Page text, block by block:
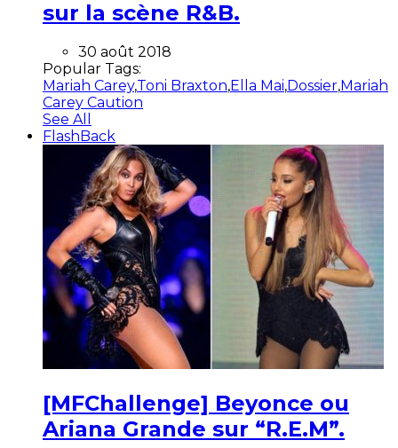
sur la scène R&B.
30 août 2018
Popular Tags:
Mariah Carey,Toni Braxton,Ella Mai,Dossier,Mariah
Carey Caution
See All
FlashBack
[MFChallenge] Beyonce ou
Ariana Grande sur “R.E.M”.